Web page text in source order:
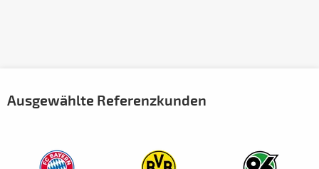
Ausgewählte Referenzkunden